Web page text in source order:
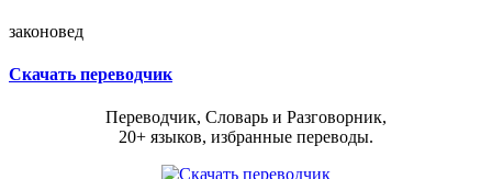
законовед
Скачать переводчик
Переводчик, Словарь и Разговорник,
20+ языков, избранные переводы.